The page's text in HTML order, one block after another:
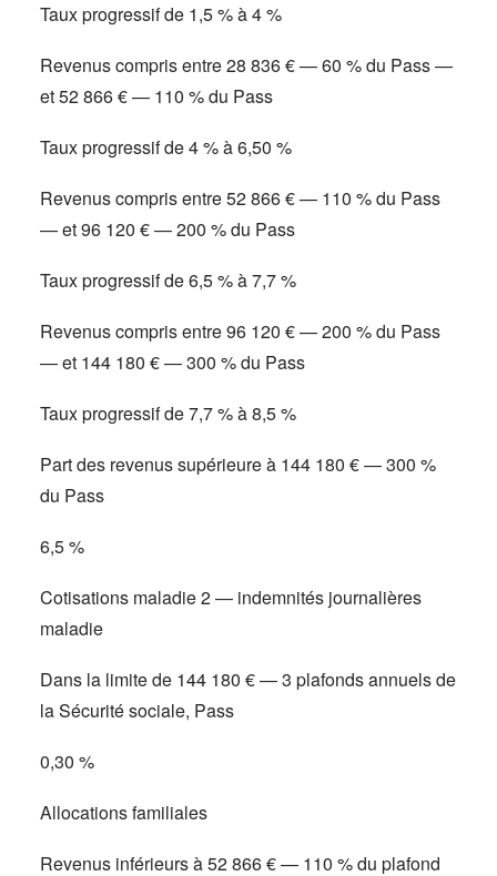
Taux progressif de 1,5 % à 4 %
Revenus compris entre 28 836 € — 60 % du Pass —
et 52 866 € — 110 % du Pass
Taux progressif de 4 % à 6,50 %
Revenus compris entre 52 866 € — 110 % du Pass
— et 96 120 € — 200 % du Pass
Taux progressif de 6,5 % à 7,7 %
Revenus compris entre 96 120 € — 200 % du Pass
— et 144 180 € — 300 % du Pass
Taux progressif de 7,7 % à 8,5 %
Part des revenus supérieure à 144 180 € — 300 %
du Pass
6,5 %
Cotisations maladie 2 — indemnités journalières
maladie
Dans la limite de 144 180 € — 3 plafonds annuels de
la Sécurité sociale, Pass
0,30 %
Allocations familiales
Revenus inférieurs à 52 866 € — 110 % du plafond